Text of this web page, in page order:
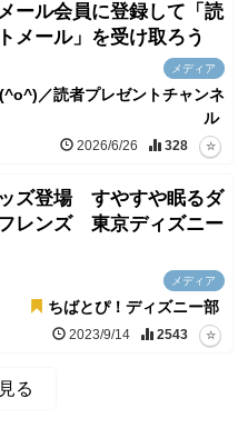
ール会員に登録して「読
メール」を受け取ろう
メディア
／読者プレゼントチャンネ
ル
2026/6/26 328
ズ登場 すやすや眠るダ
レンズ 東京ディズニー
メディア
ちばとぴ！ディズニー部
2023/9/14 2543
る